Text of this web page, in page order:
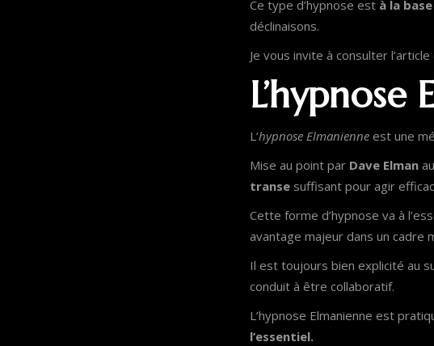
Ce type d’hypnose est à la
déclinaisons.
Je vous invite à consulter l’article
L’hypnose
L’hypnose Elmanienne est une
Mise au point par Dave Elman
transe suffisant pour agir
Cette forme d’hypnose va à
avantage majeur dans un cadre
Il est toujours bien explicité au
conduit à être collaboratif.
L’hypnose Elmanienne est
l’essentiel.